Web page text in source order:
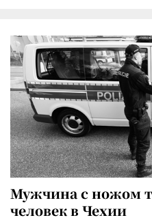
Мужчина с ножом
человек в Чехии